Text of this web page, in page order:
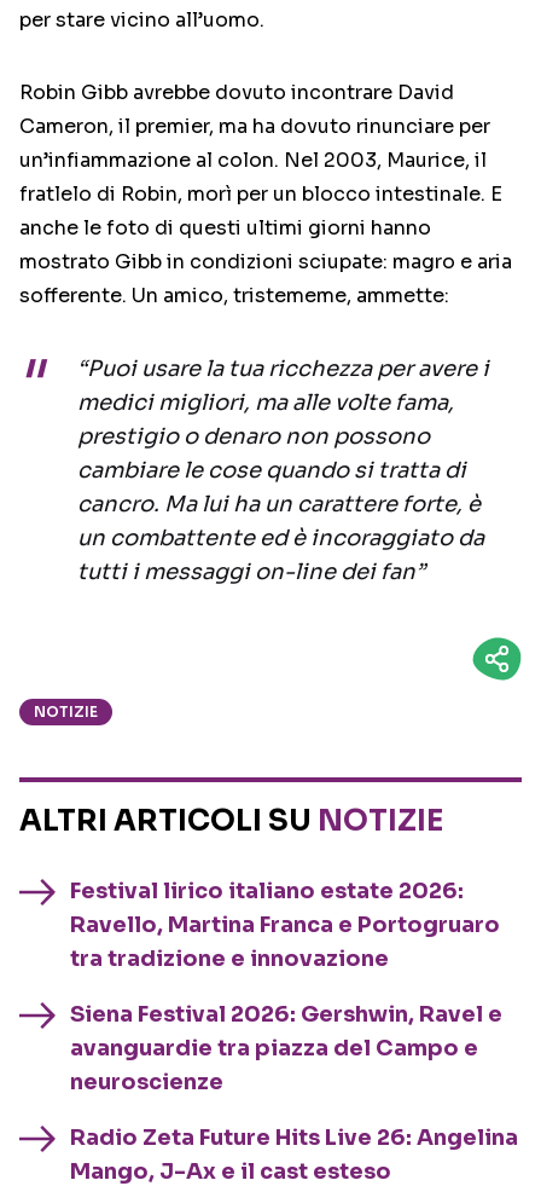
per stare vicino all’uomo.
Robin Gibb avrebbe dovuto incontrare David
Cameron, il premier, ma ha dovuto rinunciare per
un’infiammazione al colon. Nel 2003, Maurice, il
fratlelo di Robin, morì per un blocco intestinale. E
anche le foto di questi ultimi giorni hanno
mostrato Gibb in condizioni sciupate: magro e aria
sofferente. Un amico, tristememe, ammette:
“Puoi usare la tua ricchezza per avere i
medici migliori, ma alle volte fama,
prestigio o denaro non possono
cambiare le cose quando si tratta di
cancro. Ma lui ha un carattere forte, è
un combattente ed è incoraggiato da
tutti i messaggi on-line dei fan”
NOTIZIE
ALTRI ARTICOLI SU NOTIZIE
Festival lirico italiano estate 2026:
Ravello, Martina Franca e Portogruaro
tra tradizione e innovazione
Siena Festival 2026: Gershwin, Ravel e
avanguardie tra piazza del Campo e
neuroscienze
Radio Zeta Future Hits Live 26: Angelina
Mango, J-Ax e il cast esteso